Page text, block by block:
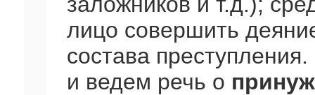
лицо совершить
состава
и ведем речь о